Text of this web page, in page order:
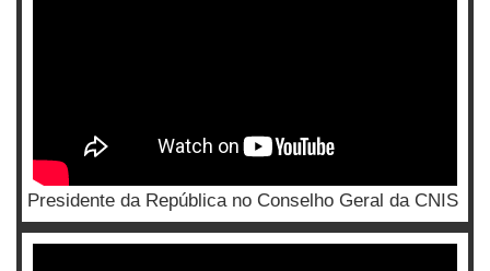
Presidente da República no Conselho Geral da CNIS